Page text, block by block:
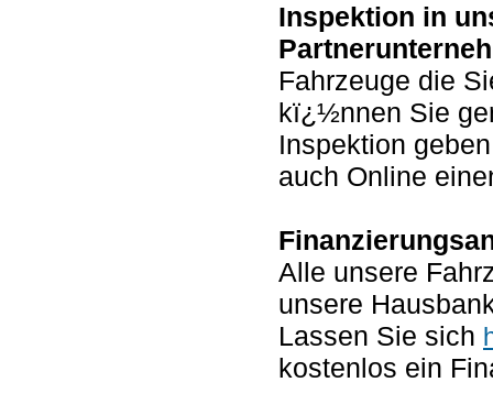
Inspektion in
Fahrzeuge die
kï¿½nnen Sie
Inspektion
auch Online
Alle unsere
unsere
Lassen Sie sich
kostenlos ein